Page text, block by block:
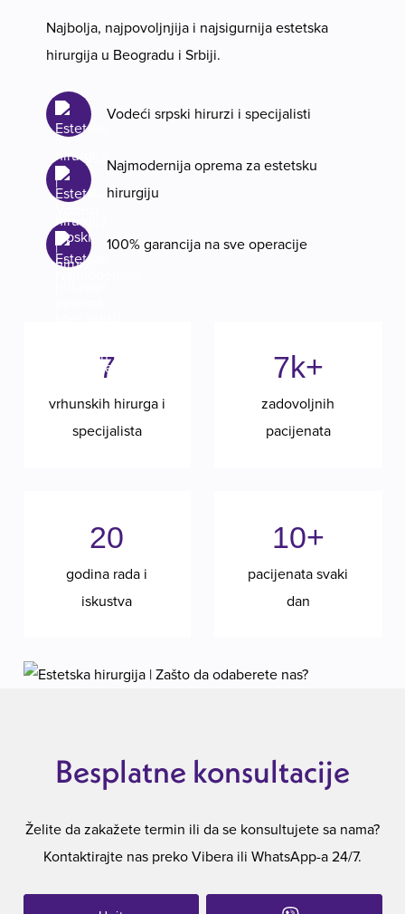
Najbolja, najpovoljnjija i najsigurnija estetska
hirurgija u Beogradu i Srbiji.
Vodeći srpski hirurzi i specijalisti
Najmodernija oprema za estetsku
hirurgiju
100% garancija na sve operacije
7
vrhunskih hirurga i
specijalista
7k+
zadovoljnih
pacijenata
20
godina rada i
iskustva
10+
pacijenata svaki
dan
Besplatne konsultacije
Želite da zakažete termin ili da se konsultujete sa nama?
Kontaktirajte nas preko Vibera ili WhatsApp-a 24/7.